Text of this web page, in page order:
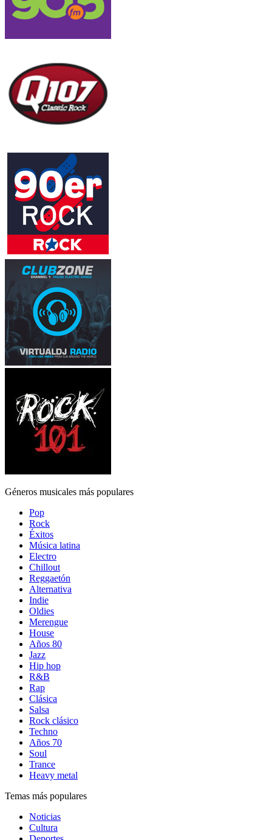
Géneros musicales más populares
Pop
Rock
Éxitos
Música latina
Electro
Chillout
Reggaetón
Alternativa
Indie
Oldies
Merengue
House
Años 80
Jazz
Hip hop
R&B
Rap
Clásica
Salsa
Rock clásico
Techno
Años 70
Soul
Trance
Heavy metal
Temas más populares
Noticias
Cultura